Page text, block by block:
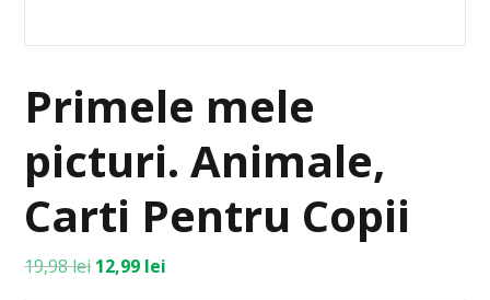
Primele mele
picturi. Animale,
Carti Pentru Copii
19,98lei 12,99 lei